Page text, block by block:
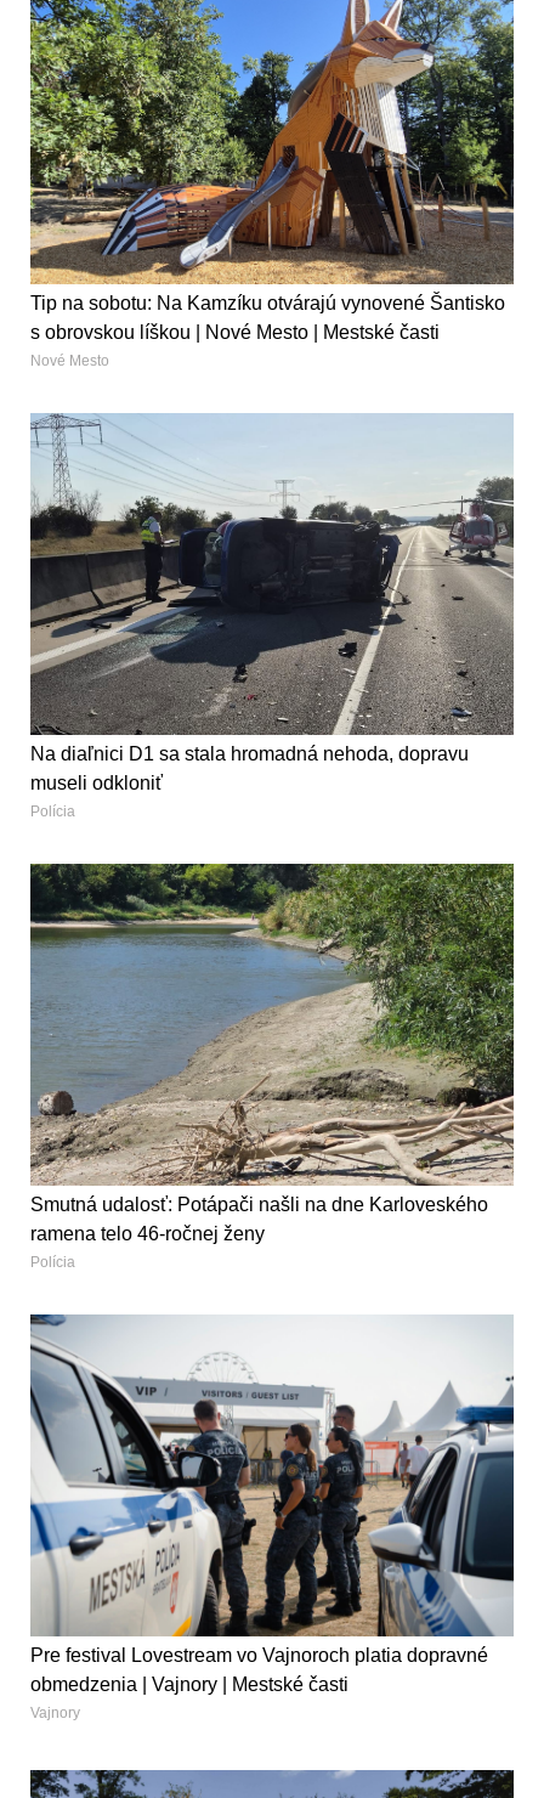
Tip na sobotu: Na Kamzíku otvárajú vynovené Šantisko
s obrovskou líškou | Nové Mesto | Mestské časti
Nové Mesto
Na diaľnici D1 sa stala hromadná nehoda, dopravu
museli odkloniť
Polícia
Smutná udalosť: Potápači našli na dne Karloveského
ramena telo 46-ročnej ženy
Polícia
Pre festival Lovestream vo Vajnoroch platia dopravné
obmedzenia | Vajnory | Mestské časti
Vajnory